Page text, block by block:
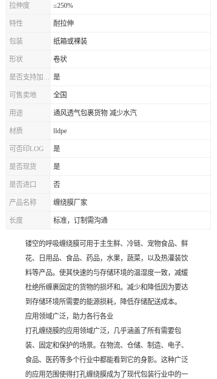
拉伸度 ≤250%
特性 耐拉伸
包装 纸箱或裸装
形状 卷状
是
可售卖地 全国
用途 通风透气包裹货物 减少水汽
材质 lldpe
可否印LOG 是
是否现货 是
是否进口 否
产品名称 缠绕膜厂家
长度 标准，订制需沟通
镂空的呼吸缠绕膜可用于主生鲜、冷链、宠物食品、鲜
花、日用品、食品、药品，水果，蔬菜，以及热灌装饮
料等产品。使其快速的与存储环境的温湿度一致，减缓
杜绝所缠裹固定的货物的损坏和。减少和降低因为要达
到存储环境所需要的能源损耗，降低存储配送成本。
应用领域广泛，助力各行各业
打孔缠绕膜的应用领域广泛，几乎涵盖了所有需要包
装、固定和保护的场景。在物流、仓储、制造、电子、
食品、医药等多个行业中都能看到它的身影。这种广泛
的应用范围使得打孔缠绕膜成为了现代包装行业中的一